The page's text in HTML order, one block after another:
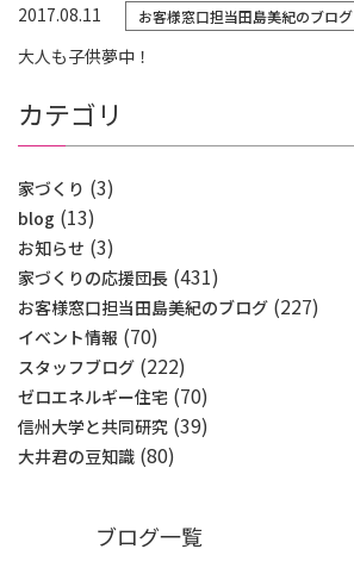
2017.08.11 お客様窓口担当田島美紀のブログ
大人も子供夢中！
カテゴリ
家づくり (3)
blog (13)
お知らせ (3)
家づくりの応援団長 (431)
お客様窓口担当田島美紀のブログ (227)
イベント情報 (70)
スタッフブログ (222)
ゼロエネルギー住宅 (70)
信州大学と共同研究 (39)
大井君の豆知識 (80)
ブログ一覧